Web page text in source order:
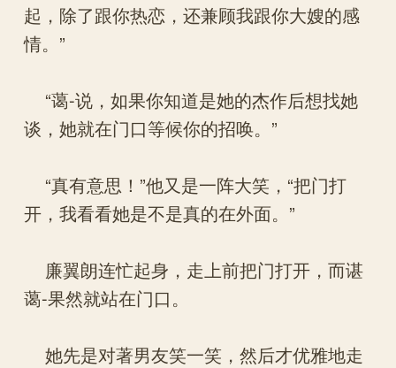
起，除了跟你热恋，还兼顾我跟你大嫂的感
情。”
“蔼-说，如果你知道是她的杰作后想找她
谈，她就在门口等候你的招唤。”
“真有意思！”他又是一阵大笑，“把门打
开，我看看她是不是真的在外面。”
廉翼朗连忙起身，走上前把门打开，而谌
蔼-果然就站在门口。
她先是对著男友笑一笑，然后才优雅地走